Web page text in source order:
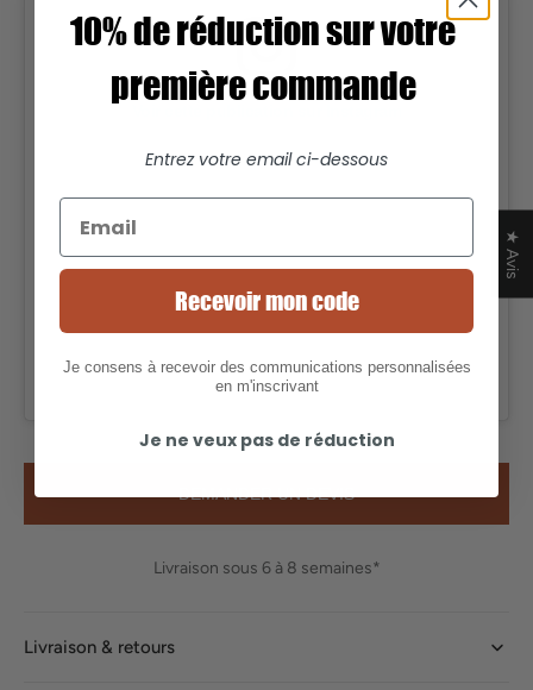
DEMANDER UN DEVIS
Livraison sous 6 à 8 semaines*
Livraison & retours
★ Avis
10% de réduction sur votre
première commande
Entrez votre email ci-dessous
Recevoir mon code
Je consens à recevoir des communications personnalisées
en m'inscrivant
Je ne veux pas de réduction